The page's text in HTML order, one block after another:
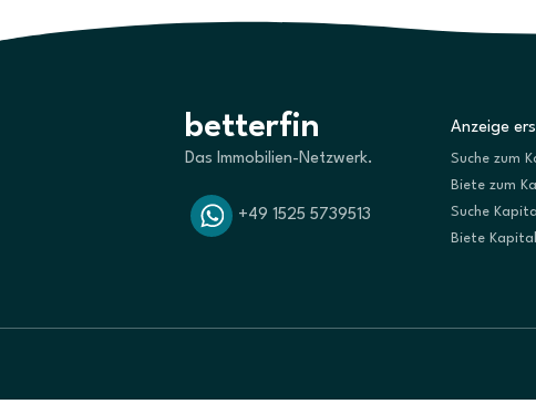
betterfin
Das Immobilien-Netzwerk.
+49 1525 5739513
Anzeige
Suche zum
Biete zum
Suche Kapital
Biete Kapital